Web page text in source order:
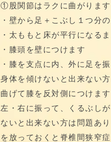
①股関節はラクに曲がりま
・壁から足＋こぶし１つ分
・太ももと床が平行になる
・膝頭を壁につけます
・膝を支点に内、外に足を
身体を傾けないと出来ない
曲げて膝を反対側につけま
左・右に振って、くるぶし
ないと出来ない方は問題あ
を放っておくと脊椎間狭窄